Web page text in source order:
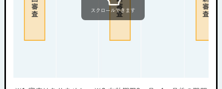
スクロールできます